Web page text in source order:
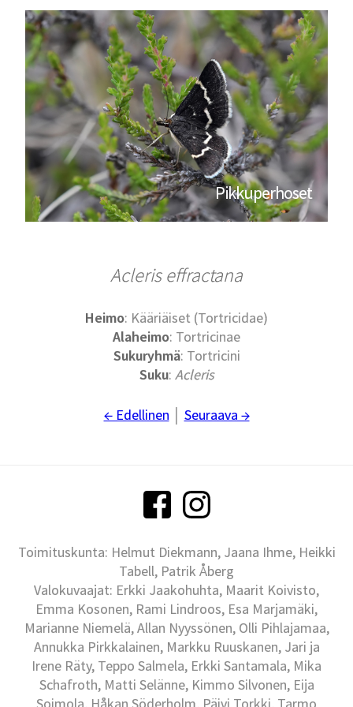
Pikkuperhoset
Acleris effractana
Heimo: Kääriäiset (Tortricidae)
Alaheimo: Tortricinae
Sukuryhmä: Tortricini
Suku: Acleris
← Edellinen Seuraava →
Toimituskunta: Helmut Diekmann, Jaana Ihme, Heikki
Tabell, Patrik Åberg
Valokuvaajat: Erkki Jaakohuhta, Maarit Koivisto,
Emma Kosonen, Rami Lindroos, Esa Marjamäki,
Marianne Niemelä, Allan Nyyssönen, Olli Pihlajamaa,
Annukka Pirkkalainen, Markku Ruuskanen, Jari ja
Irene Räty, Teppo Salmela, Erkki Santamala, Mika
Schafroth, Matti Selänne, Kimmo Silvonen, Eija